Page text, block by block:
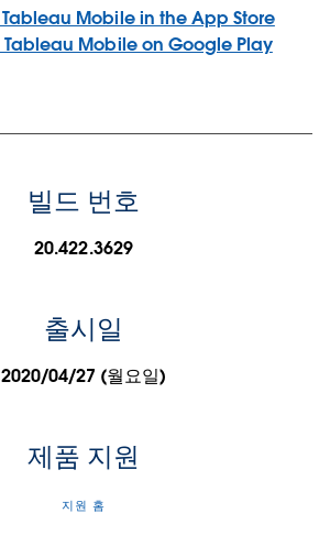
빌드 번호
20.422.3629
출시일
2020/04/27 (월요일)
제품 지원
지원 홈